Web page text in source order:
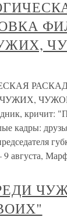
кричит:
кадры:
августа,